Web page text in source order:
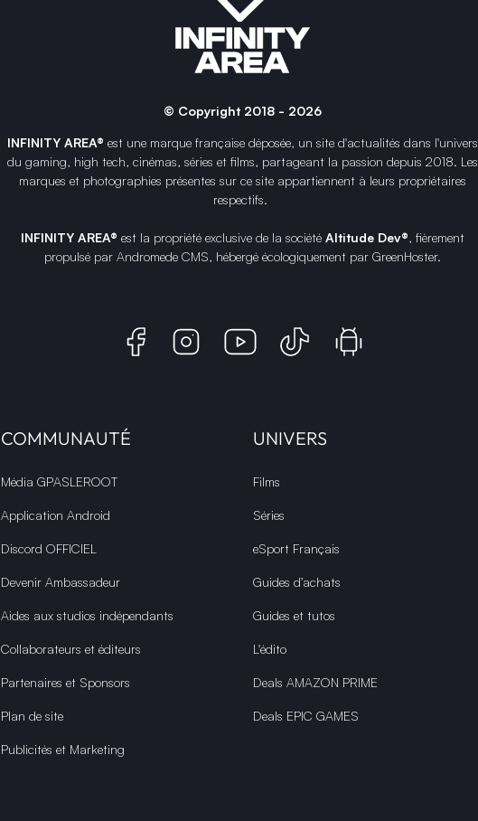
© Copyright 2018 - 2026
INFINITY AREA® est une marque françaisedéposée, un site d'actualités dans l'univers
du gaming, high tech, cinémas, séries et films, partageant la passion depuis 2018. Les
marques et photographies présentes sur ce site appartiennent à leurs propriétaires
respectifs.
INFINITY AREA® est la propriété exclusive de la société Altitude Dev®, fièrement
propulsé par Andromede CMS, hébergé écologiquement par GreenHoster.
COMMUNAUTÉ
Média GPASLEROOT
Application Android
Discord OFFICIEL
Devenir Ambassadeur
Aides aux studios indépendants
Collaborateurs et éditeurs
Partenaires et Sponsors
Plan de site
Publicités et Marketing
UNIVERS
Films
Séries
eSport Français
Guides d’achats
Guides et tutos
L'édito
Deals AMAZON PRIME
Deals EPIC GAMES